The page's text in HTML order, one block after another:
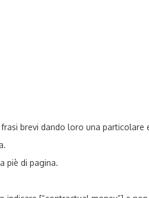
brevi dando loro una particolare
piè di pagina.